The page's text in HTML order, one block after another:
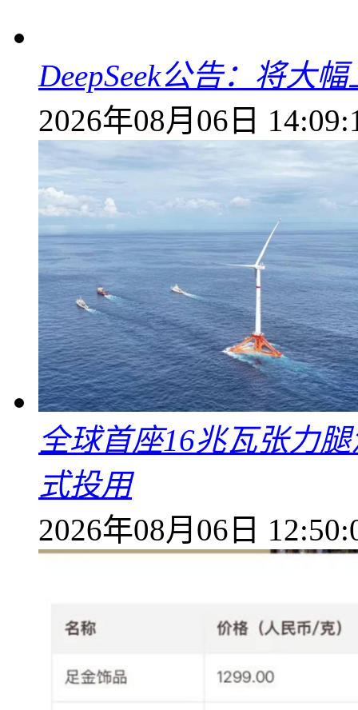
DeepSeek公告：将大
2026年08月06日
全球首座16兆瓦张力
式投用
2026年08月06日